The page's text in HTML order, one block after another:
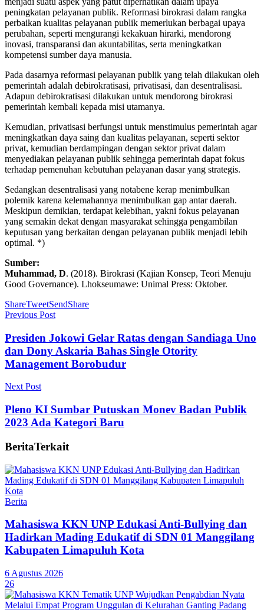
peningkatan pelayanan publik. Reformasi birokrasi dalam rangka
perbaikan kualitas pelayanan publik memerlukan berbagai upaya
perubahan, seperti mengurangi kekakuan hirarki, mendorong
inovasi, transparansi dan akuntabilitas, serta meningkatkan
kompetensi sumber daya manusia.
Pada dasarnya reformasi pelayanan publik yang telah dilakukan oleh
pemerintah adalah debirokratisasi, privatisasi, dan desentralisasi.
Adapun debirokratisasi dilakukan untuk mendorong birokrasi
pemerintah kembali kepada misi utamanya.
Kemudian, privatisasi berfungsi untuk menstimulus pemerintah agar
meningkatkan daya saing dan kualitas pelayanan, seperti sektor
privat, kemudian berdampingan dengan sektor privat dalam
menyediakan pelayanan publik sehingga pemerintah dapat fokus
terhadap pemenuhan kebutuhan pelayanan dasar yang strategis.
Sedangkan desentralisasi yang notabene kerap menimbulkan
polemik karena kelemahannya menimbulkan gap antar daerah.
Meskipun demikian, terdapat kelebihan, yakni fokus pelayanan
yang semakin dekat dengan masyarakat sehingga pengambilan
keputusan yang berkaitan dengan pelayanan publik menjadi lebih
optimal. *)
Sumber:
Muhammad, D. (2018). Birokrasi (Kajian Konsep, Teori Menuju
Good Governance). Lhokseumawe: Unimal Press: Oktober.
ShareTweetSendShare
Previous Post
Presiden Jokowi Gelar Ratas dengan Sandiaga Uno
dan Dony Askaria Bahas Single Otority
Management Borobudur
Next Post
Pleno KI Sumbar Putuskan Monev Badan Publik
2023 Ada Kategori Baru
BeritaTerkait
Berita
Mahasiswa KKN UNP Edukasi Anti-Bullying dan
Hadirkan Mading Edukatif di SDN 01 Manggilang
Kabupaten Limapuluh Kota
6 Agustus 2026
26